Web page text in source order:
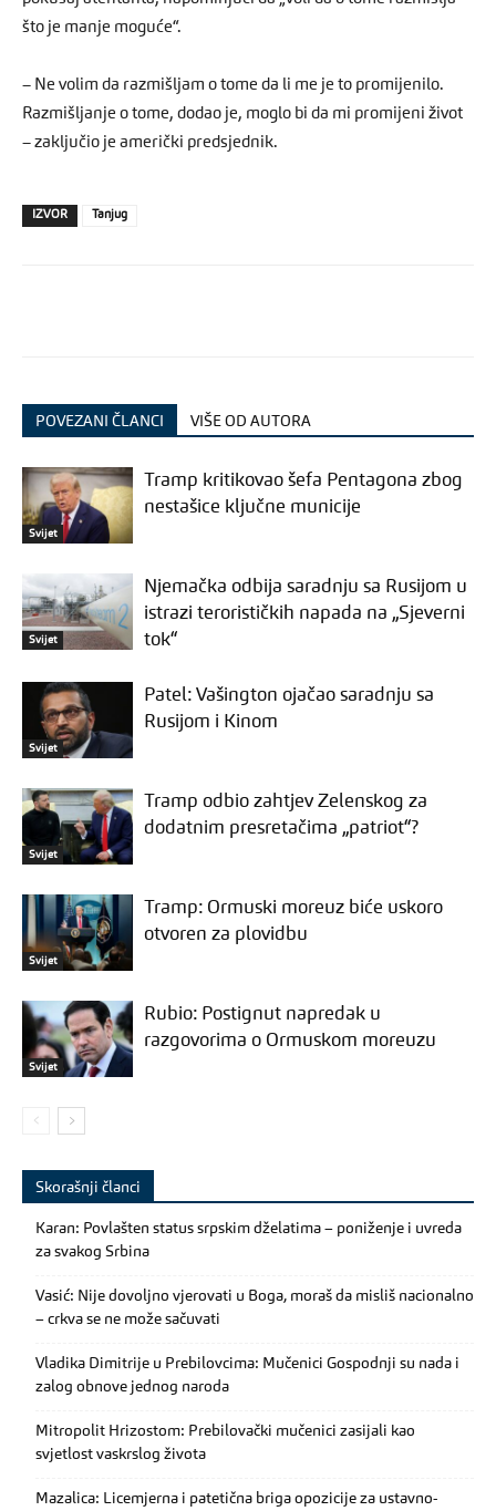
što je manje moguće“.
– Ne volim da razmišljam o tome da li me je to promijenilo.
Razmišljanje o tome, dodao je, moglo bi da mi promijeni život
– zaključio je američki predsjednik.
IZVOR Tanjug
POVEZANI ČLANCI VIŠE OD AUTORA
Svijet
Tramp kritikovao šefa Pentagona zbog
nestašice ključne municije
Svijet
Njemačka odbija saradnju sa Rusijom u
istrazi terorističkih napada na „Sjeverni
tok“
Svijet
Patel: Vašington ojačao saradnju sa
Rusijom i Kinom
Svijet
Tramp odbio zahtjev Zelenskog za
dodatnim presretačima „patriot“?
Svijet
Tramp: Ormuski moreuz biće uskoro
otvoren za plovidbu
Svijet
Rubio: Postignut napredak u
razgovorima o Ormuskom moreuzu
Skorašnji članci
Karan: Povlašten status srpskim dželatima – poniženje i uvreda
za svakog Srbina
Vasić: Nije dovoljno vjerovati u Boga, moraš da misliš nacionalno
– crkva se ne može sačuvati
Vladika Dimitrije u Prebilovcima: Mučenici Gospodnji su nada i
zalog obnove jednog naroda
Mitropolit Hrizostom: Prebilovački mučenici zasijali kao
svjetlost vaskrslog života
Mazalica: Licemjerna i patetična briga opozicije za ustavno-